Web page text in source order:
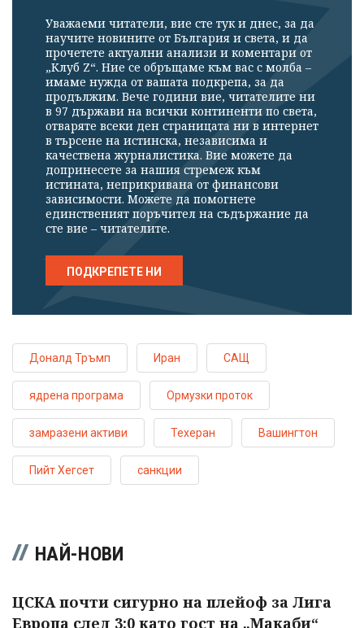
Уважаеми читатели, вие сте тук и днес, за да
научите новините от България и света, и да
прочетете актуални анализи и коментари от
„Клуб Z“. Ние се обръщаме към вас с молба –
имаме нужда от вашата подкрепа, за да
продължим. Вече години вие, читателите ни
в 97 държави на всички континенти по света,
отваряте всеки ден страницата ни в интернет
в търсене на истинска, независима и
качествена журналистика. Вие можете да
допринесете за нашия стремеж към
истината, неприкривана от финансови
зависимости. Можете да помогнете
единственият поръчител на съдържание да
сте вие – читателите.
ПОДКРЕПЕТЕ НИ
Доналд Тръмп Иран САЩ
ядрена програма Ормузки проток
замразени активи Техеран Вашингтон
Пийт Хегсет санкции
НАЙ-НОВИ
ЦСКА почти сигурно на плейоф за Лига
Европа след 3:0 като гост на „Макаби“